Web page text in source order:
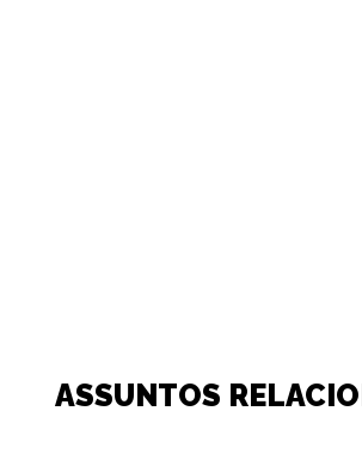
ASSUNTOS